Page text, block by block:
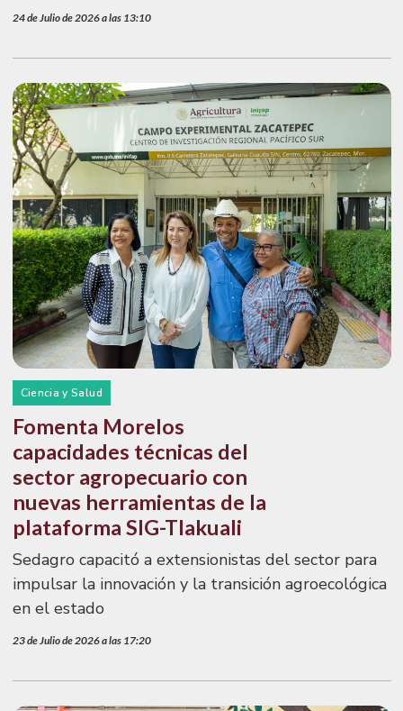
24 de Julio de 2026 a las 13:10
Ciencia y Salud
Fomenta Morelos
capacidades técnicas del
sector agropecuario con
nuevas herramientas de la
plataforma SIG-Tlakuali
Sedagro capacitó a extensionistas del sector para
impulsar la innovación y la transición agroecológica
en el estado
23 de Julio de 2026 a las 17:20